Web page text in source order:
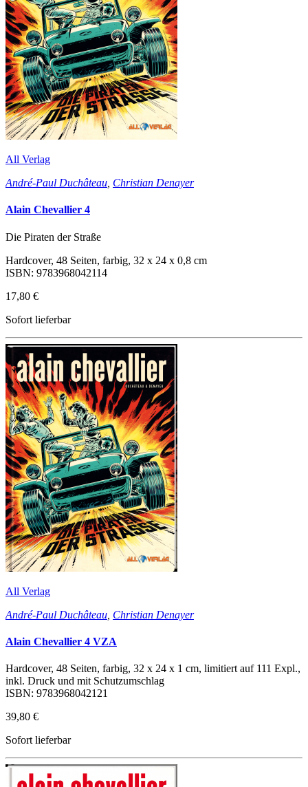
All Verlag
André-Paul Duchâteau Christian Denayer
Alain Chevallier 4
Die Piraten der Straße
Hardcover, 48 Seiten, farbig, 32 x 24 x 0,8 cm
ISBN: 9783968042114
17,80 €
Sofort lieferbar
All Verlag
André-Paul Duchâteau Christian Denayer
Alain Chevallier 4 VZA
Hardcover, 48 Seiten, farbig, 32 x 24 x 1 cm, limitiert auf 111 Expl.,
inkl. Druck und mit Schutzumschlag
ISBN: 9783968042121
39,80 €
Sofort lieferbar